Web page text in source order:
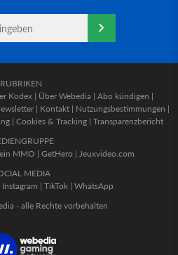
RUBRIKEN
Kodex | Über Webedia | Abo kündigen |
| Kontakt | Nutzungsbestimmungen |
| Cookies & Tracking | Transparenzbericht
MMO | GetHero | Jeuxvideo.com
MEDIA
Instagram | TikTok | WhatsApp
- alle Rechte vorbehalten